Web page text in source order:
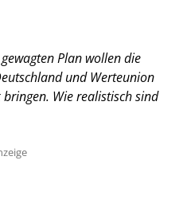
Plan wollen die
und Werteunion
Wie realistisch sind